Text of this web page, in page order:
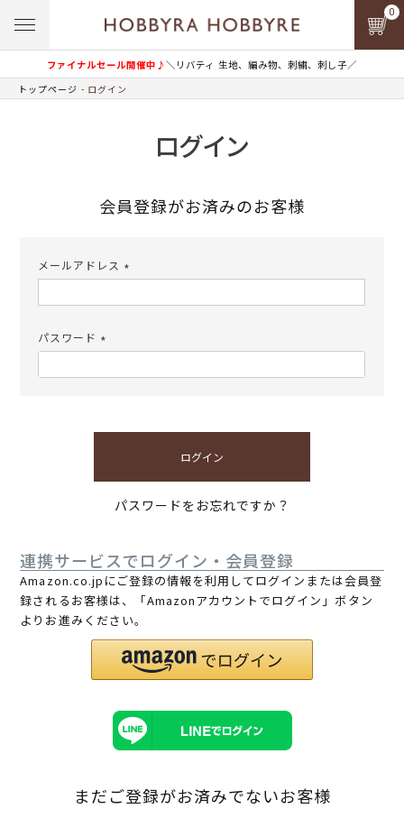
ファイナルセール開催中♪＼リバティ 生地、編み物、刺繍、刺し子／
0
トップページ ログイン
ログイン
会員登録がお済みのお客様
メールアドレス
須)
パスワード
須)
ログイン
パスワードをお忘れですか？
連携サービスでログイン・会員登録
Amazon.co.jpにご登録の情報を利用してログインまたは会員登
録されるお客様は、「Amazonアカウントでログイン」ボタン
よりお進みください。
まだご登録がお済みでないお客様